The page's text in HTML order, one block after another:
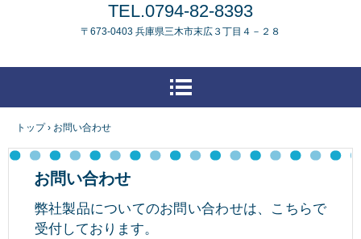
TEL.0794-82-8393
〒673-0403 兵庫県三木市末広３丁目４－２８
トップ › お問い合わせ
お問い合わせ
弊社製品についてのお問い合わせは、こちらで
受付しております。